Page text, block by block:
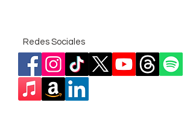
Redes Sociales